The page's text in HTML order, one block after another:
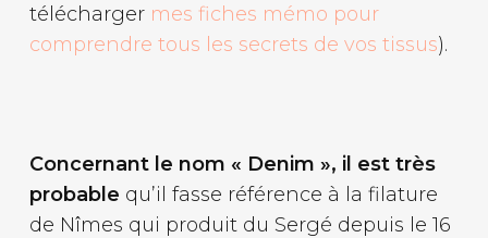
télécharger mes fiches mémo pour
comprendre tous les secrets de vos tissus).
Concernant le nom « Denim », il est très
probable qu’il fasse référence à la filature
de Nîmes qui produit du Sergé depuis le 16